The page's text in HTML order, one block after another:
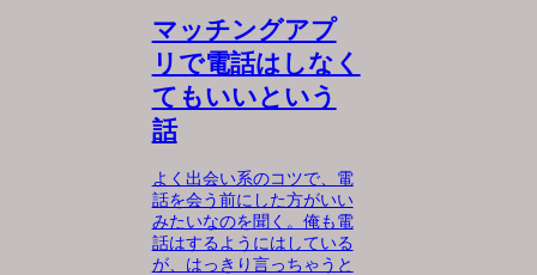
マッチングアプ
リで電話はしなく
てもいいという
話
よく出会い系のコツで、電
話を会う前にした方がいい
みたいなのを聞く。俺も電
話はするようにはしている
が、はっきり言っちゃうと